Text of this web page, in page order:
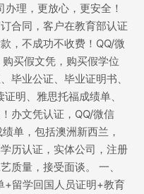
理，更放心，更安全！
合同，客户在教育部认证
，不成功不收费！QQ/微
买假文凭，购买假学位
毕业公证、毕业证明书、
明、雅思托福成绩单、
办文凭认证，QQ/微信
单，包括澳洲新西兰，
历认证，实体公司，注册
质量，接受面谈。 一、
+留学回国人员证明+教育